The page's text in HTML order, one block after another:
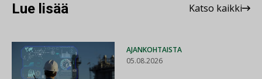
Lue lisää Katso kaikki
AJANKOHTAISTA
05.08.2026